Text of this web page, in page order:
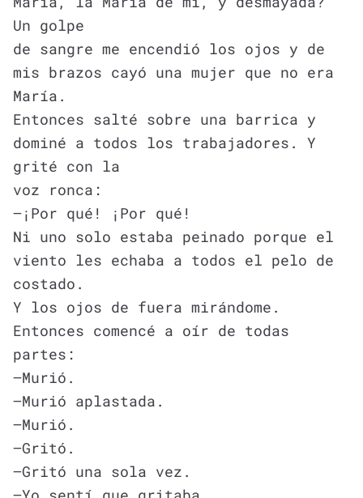
Un golpe
de sangre me encendió los ojos y de
mis brazos cayó una mujer que no era
María.
Entonces salté sobre una barrica y
dominé a todos los trabajadores. Y
grité con la
voz ronca:
—¡Por qué! ¡Por qué!
Ni uno solo estaba peinado porque el
viento les echaba a todos el pelo de
costado.
Y los ojos de fuera mirándome.
Entonces comencé a oír de todas
partes:
—Murió.
—Murió aplastada.
—Murió.
—Gritó.
—Gritó una sola vez.